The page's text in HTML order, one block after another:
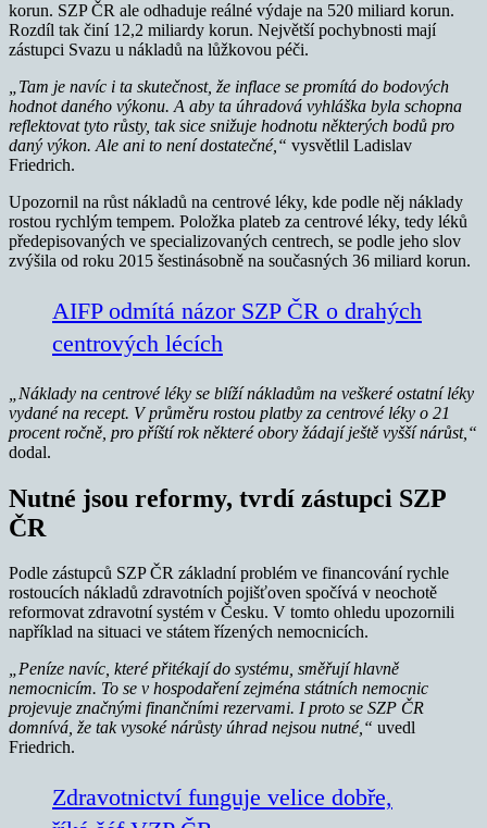
korun. SZP ČR ale odhaduje reálné výdaje na 520 miliard korun.
Rozdíl tak činí 12,2 miliardy korun. Největší pochybnosti mají
zástupci Svazu u nákladů na lůžkovou péči.
„Tam je navíc i ta skutečnost, že inflace se promítá do bodových
hodnot daného výkonu. A aby ta úhradová vyhláška byla schopna
reflektovat tyto růsty, tak sice snižuje hodnotu některých bodů pro
daný výkon. Ale ani to není dostatečné,“ vysvětlil Ladislav
Friedrich.
Upozornil na růst nákladů na centrové léky, kde podle něj náklady
rostou rychlým tempem. Položka plateb za centrové léky, tedy léků
předepisovaných ve specializovaných centrech, se podle jeho slov
zvýšila od roku 2015 šestinásobně na současných 36 miliard korun.
AIFP odmítá názor SZP ČR o drahých
centrových lécích
„Náklady na centrové léky se blíží nákladům na veškeré ostatní léky
vydané na recept. V průměru rostou platby za centrové léky o 21
procent ročně, pro příští rok některé obory žádají ještě vyšší nárůst,“
dodal.
Nutné jsou reformy, tvrdí zástupci SZP
ČR
Podle zástupců SZP ČR základní problém ve financování rychle
rostoucích nákladů zdravotních pojišťoven spočívá v neochotě
reformovat zdravotní systém v Česku. V tomto ohledu upozornili
například na situaci ve státem řízených nemocnicích.
„Peníze navíc, které přitékají do systému, směřují hlavně
nemocnicím. To se v hospodaření zejména státních nemocnic
projevuje značnými finančními rezervami. I proto se SZP ČR
domnívá, že tak vysoké nárůsty úhrad nejsou nutné,“ uvedl
Friedrich.
Zdravotnictví funguje velice dobře,